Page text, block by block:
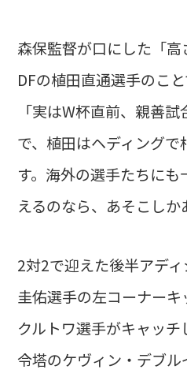
森保監督が口にした「
DFの植田直通選手のこと
「実はW杯直前、親善
で、植田はヘディングで
す。海外の選手たちに
えるのなら、あそこしか
2対2で迎えた後半アデ
圭佑選手の左コーナーキ
クルトワ選手がキャッ
令塔のケヴィン・デブ